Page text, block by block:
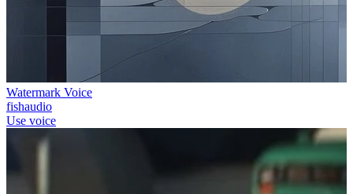
Watermark Voice
fishaudio
Use voice